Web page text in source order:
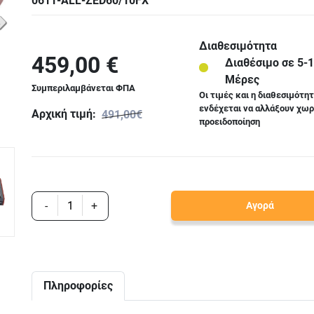
459,00 €
Συμπεριλαμβάνεται ΦΠΑ
Αρχική τιμή: 491,00€
Διαθεσιμότητα
Διαθέσιμο σε 5-
Μέρες
Οι τιμές και η
ενδέχεται να αλλάξουν
προειδοποίηση
- + Αγορά
Πληροφορίες